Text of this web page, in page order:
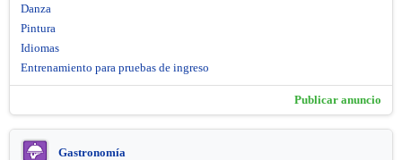
Danza
Pintura
Idiomas
Entrenamiento para pruebas de ingreso
Publicar anuncio
Gastronomía